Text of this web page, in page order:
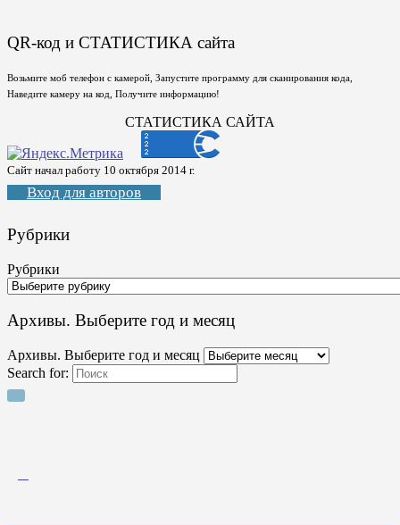
QR-код и СТАТИСТИКА сайта
Возьмите моб телефон с камерой, Запустите программу для сканирования кода,
Наведите камеру на код, Получите информацию!
СТАТИСТИКА САЙТА
Сайт начал работу 10 октября 2014 г.
Вход для авторов
Рубрики
Рубрики
Архивы. Выберите год и месяц
Архивы. Выберите год и месяц
Search for: